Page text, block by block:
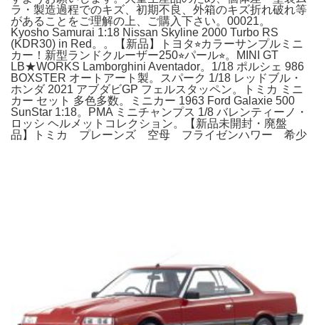
ラ・製造過程でのキズ、初期不良、外箱のキズ折れ破れ等
があることをご理解の上、ご購入下さい。00021。
Kyosho Samurai 1:18 Nissan Skyline 2000 Turbo RS
(KDR30) in Red。。【新品】トヨタ⭐︎カラーサンプルミニ
カー！新型ランドクルーザー250⭐︎パール⭐︎。MINI GT
LB★WORKS Lamborghini Aventador。1/18 ポルシェ 986
BOXSTER オートアート製。スパーク 1/18 レッドブル・
ホンダ 2021 アブダビGP フェルスタッペン。トミカ ミニ
カー セット 多色多数。ミニカー 1963 Ford Galaxie 500
SunStar 1:18。PMA ミニチャンプス 1/8 バレンティーノ・
ロッシ ヘルメットコレクション。【新品未開封・廃盤
品】トミカ プレーンズ 空母 フライゼンハワー 希少